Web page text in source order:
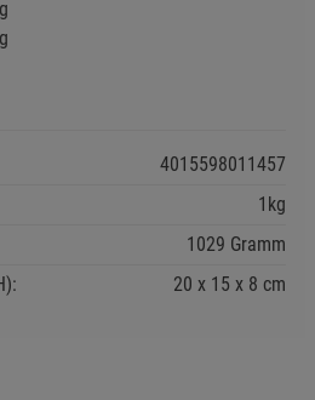
4015598011457
1kg
1029 Gramm
20 15 8 cm